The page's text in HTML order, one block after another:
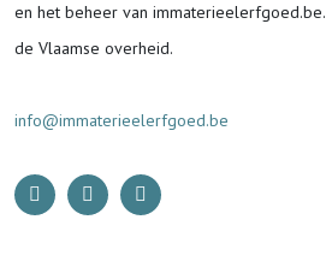
en het beheer van immaterieelerfgoed.be.
de Vlaamse overheid.
info@immaterieelerfgoed.be